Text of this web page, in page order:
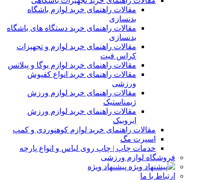
مقالات راهنمای خرید لوازم باشگاه
بدنسازی
مقالات راهنمای خرید دستگاه های باشگاه
بدنسازی
مقالات راهنمای خرید لوازم و تجهیزات
کراس فیت
مقالات راهنمای خرید لوازم یوگا و پیلاتس
مقالات راهنمای خرید انواع کفپوش
ورزشی
مقالات راهنمای خرید لوازم ورزش
ژیمناستیک
مقالات راهنمای خرید لوازم ورزش
ایروبیک
مقالات راهنمای خرید لوازم کوهنوردی و کمپ
اسپرت مگ
خدمات چاپ | چاپ روی لباس و انواع پارچه
فروشگاه لوازم ورزشی
پیشنهاد ویژه
ارتباط با ما